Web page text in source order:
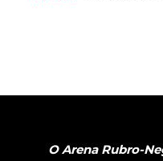
O Arena Rubro-